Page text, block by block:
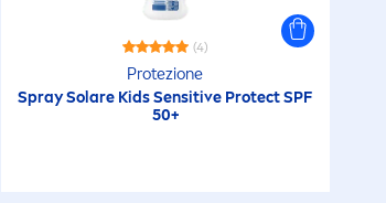
(4)
Protezione
Spray Solare KidsSensitive ProtectSPF
50+